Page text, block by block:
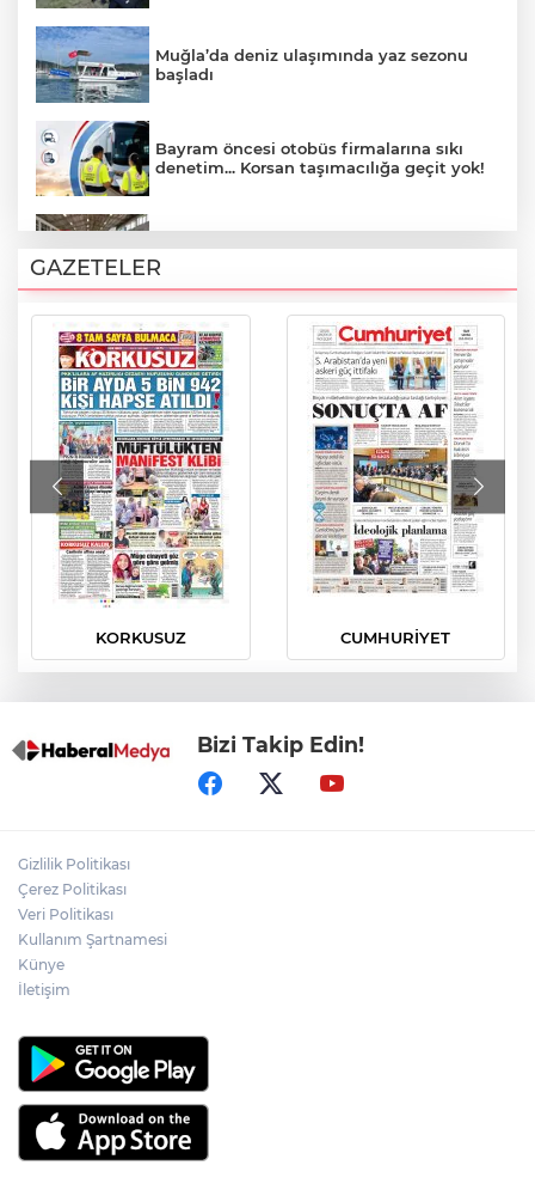
Muğla’da deniz ulaşımında yaz sezonu
başladı
Bayram öncesi otobüs firmalarına sıkı
denetim... Korsan taşımacılığa geçit yok!
korta çıktı
Mudanya’da mübadele mirası broşürle
tanıtıldı
Bahçeli Büyük Kurultay'da konuştu: Türk
gençliği Türkiye Yüzyılı’nın teminatıdır
Bursa Gemlik’te 19 Mayıs’ın 107. yılı
coşkuyla kutlandı
GAZETELER
KORKUSUZ CUMHURİYET
Bizi Takip Edin!
Gizlilik Politikası
Çerez Politikası
Veri Politikası
Kullanım Şartnamesi
Künye
İletişim